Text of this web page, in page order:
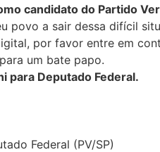
candidato do Partido
povo a sair dessa difícil
por favor entre em
um bate papo.
para Deputado Federal.
Federal (PV/SP)